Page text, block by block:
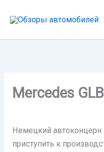
Mercedes
Немецкий автоконцерн
приступить к